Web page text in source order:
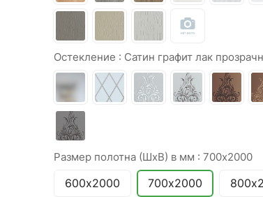
Остекление : Сатин графит лак
Размер полотна (ШхВ) в мм : 700х2000
600х2000 700х2000